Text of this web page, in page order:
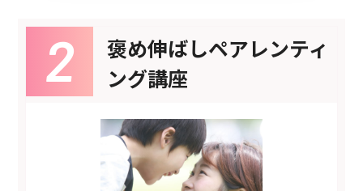
褒め伸ばしペアレンティ
ング講座